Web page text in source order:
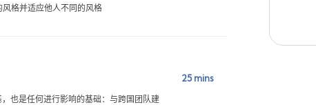
格并适应他人不同的风格
也是任何进行影响的基础：与跨国团队建
25mins